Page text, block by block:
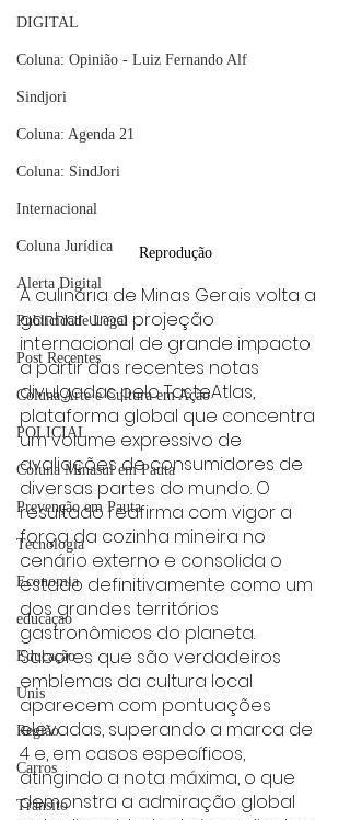
DIGITAL
Coluna: Opinião - Luiz Fernando Alf
Sindjori
Coluna: Agenda 21
Coluna: SindJori
Internacional
Coluna Jurídica
Alerta Digital
Publicidade Legal
Post Recentes
Coluna Arte e Cultura em Ação
POLICIAL
Coluna Minasul em Pauta
Prevenção em Pauta
Tecnologia
Economia
educaçao
Educação
Unis
Região
Carros
Trânsito
Reprodução
A culinária de Minas Gerais volta a
ganhar uma projeção
internacional de grande impacto
a partir das recentes notas
divulgadas pelo TasteAtlas,
plataforma global que concentra
um volume expressivo de
avaliações de consumidores de
diversas partes do mundo. O
resultado reafirma com vigor a
força da cozinha mineira no
cenário externo e consolida o
estado definitivamente como um
dos grandes territórios
gastronômicos do planeta.
Sabores que são verdadeiros
emblemas da cultura local
aparecem com pontuações
elevadas, superando a marca de
4 e, em casos específicos,
atingindo a nota máxima, o que
demonstra a admiração global